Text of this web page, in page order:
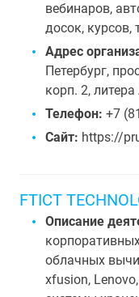
вебинаров,
досок, курсов,
Адрес
Петербург,
корп. 2,
Телефон: +7
Сайт: https://
FTICT
Описание
облачных
xfusion,